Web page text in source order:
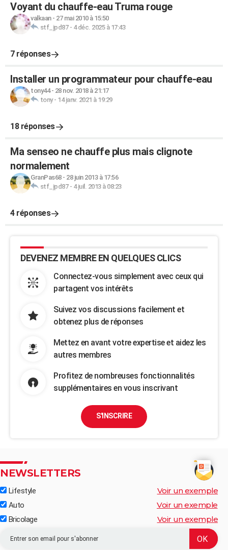
Voyant du chauffe-eau Truma rouge
valkaan- 27 mai 2010 à 15:50
stf_jpd87- 4 déc. 2025 à 17:43
7 réponses
Installer un programmateur pour chauffe-eau
tony44- 28 nov. 2018 à 21:17
tony- 14 janv. 2021 à 19:29
18 réponses
Ma senseo ne chauffe plus mais clignote
normalement
GranPas68- 28 juin 2013 à 17:56
stf_jpd87- 4 juil. 2013 à 08:23
4 réponses
DEVENEZ MEMBRE EN QUELQUES CLICS
Connectez-vous simplement avec ceux qui
partagent vos intérêts
Suivez vos discussions facilement et
obtenez plus de réponses
Mettez en avant votre expertise et aidez les
autres membres
Profitez de nombreuses fonctionnalités
supplémentaires en vous inscrivant
S'INSCRIRE
NEWSLETTERS
Lifestyle Voir un exemple
Auto Voir un exemple
Bricolage Voir un exemple